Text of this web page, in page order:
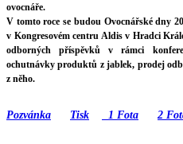
ovocnáře.
V tomto roce se budou Ovocnářské dny
v Kongresovém centru Aldis v Hradci
odborných příspěvků v rámci
ochutnávky produktů z jablek, prodej
z něho.
Pozvánka Tisk 1 Fota 2